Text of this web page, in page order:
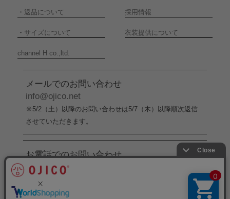
・ 返品について 採用情報
・ サイズについて 衣装提供について
channel H co.,ltd.
メールでのお問い合わせ
info@ojico.net
※5/2（土）以降のお問い合わせは5/7（木）以降順次返信
させていただきます。
お電話でのお問い合わせ
076-246-5050
※5/2（土）から5/6（水）までの間はお電話でのお問い合
わせ受付をお休みさせていただきます。